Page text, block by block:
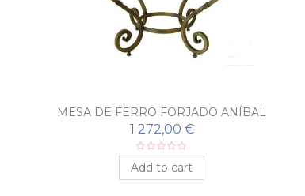
MESA DE FERRO FORJADO ANÍBAL
1 272,00 €
Add to cart